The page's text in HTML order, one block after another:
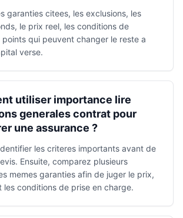
garanties citees, les exclusions, les
le prix reel, les conditions de
points qui peuvent changer le reste a
verse.
utiliser importance lire
generales contrat pour
une assurance ?
les criteres importants avant de
Ensuite, comparez plusieurs
memes garanties afin de juger le prix,
les conditions de prise en charge.